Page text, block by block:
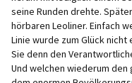
seine Runden drehte.
hörbaren Leoliner. Einfach
Linie wurde zum Glück
Sie denn den
Und welchen wiederum